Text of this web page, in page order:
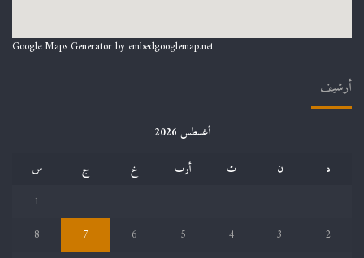
Google Maps Generator by embedgooglemap.net
أرشيف
أغسطس 2026
د
ن ث أرب خ ج
س
1
2
3
4
5
6
7
8